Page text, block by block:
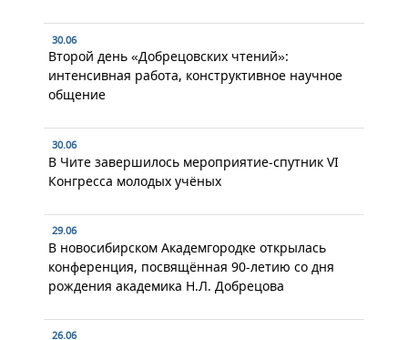
30.06
Второй день «Добрецовских чтений»:
интенсивная работа, конструктивное научное
общение
30.06
В Чите завершилось мероприятие-спутник VI
Конгресса молодых учёных
29.06
В новосибирском Академгородке открылась
конференция, посвящённая 90-летию со дня
рождения академика Н.Л. Добрецова
26.06